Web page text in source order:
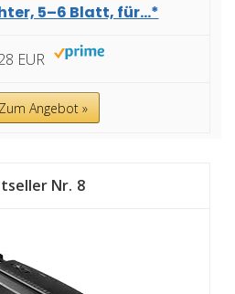
5–6 Blatt, für...*
EUR
Angebot »
8